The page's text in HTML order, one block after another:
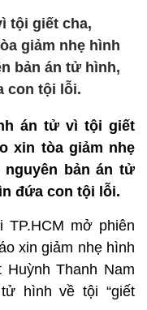
tội giết cha,
giảm nhẹ hình
bản án tử hình,
con tội lỗi.
án tử vì tội giết
xin tòa giảm nhẹ
bản án tử
đứa con tội lỗi.
TP.HCM mở phiên
xin giảm nhẹ hình
Thanh Nam
hình về tội “giết